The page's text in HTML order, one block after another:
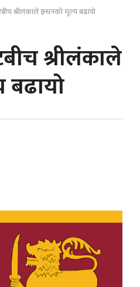
श्रीलंकाले इन्धनको मूल्य बढायो
श्रीलंकाले